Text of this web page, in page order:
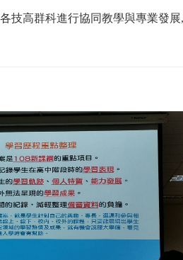
技高群科進行協同教學與專業發